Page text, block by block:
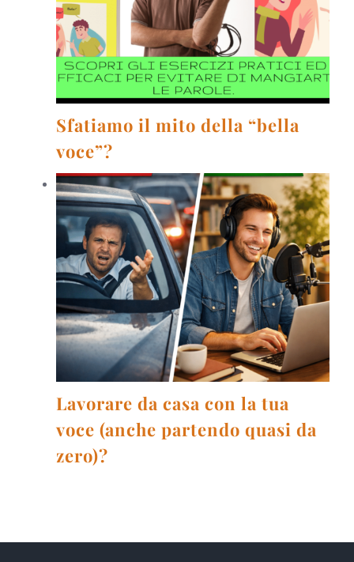
Sfatiamo il mito della “bella
voce”?
Lavorare da casa con la tua
voce (anche partendo quasi da
zero)?